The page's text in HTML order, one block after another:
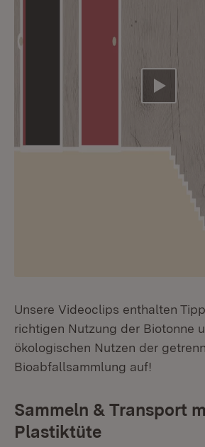
Video
Unsere Videoclips enthalten
richtigen Nutzung der Biotonne
ökologischen Nutzen der
Bioabfallsammlung auf!
Sammeln & Transport
Plastiktüte